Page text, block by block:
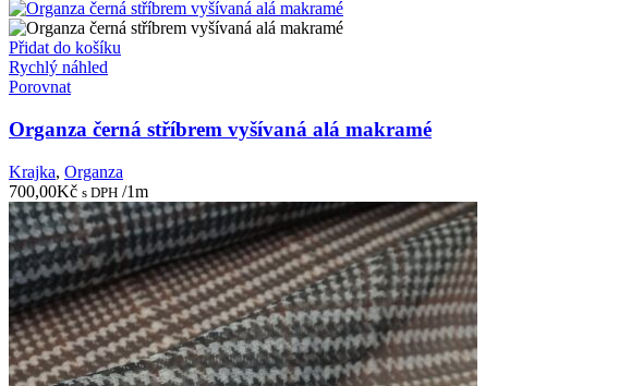
Přidat do košíku
Rychlý náhled
Porovnat
Organza černá stříbrem vyšívaná alá makramé
Krajka, Organza
700,00Kč s DPH /1m